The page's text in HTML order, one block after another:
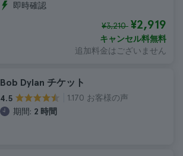
即時確認
¥3,210 ¥2,919
キャンセル料無料
追加料金はございません
Bob Dylan チケット
4.5
1.170 お客様の声
期間: 2 時間